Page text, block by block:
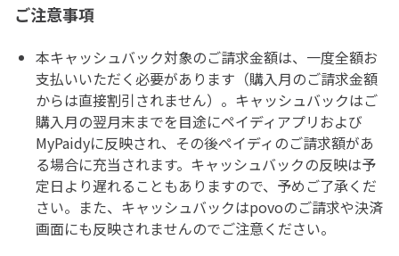
ご注意事項
本キャッシュバック対象のご請求金額は、一度全額お
支払いいただく必要があります（購入月のご請求金額
からは直接割引されません）。キャッシュバックはご
購入月の翌月末までを目途にペイディアプリおよび
MyPaidyに反映され、その後ペイディのご請求額があ
る場合に充当されます。キャッシュバックの反映は予
定日より遅れることもありますので、予めご了承くだ
さい。また、キャッシュバックはpovoのご請求や決済
画面にも反映されませんのでご注意ください。